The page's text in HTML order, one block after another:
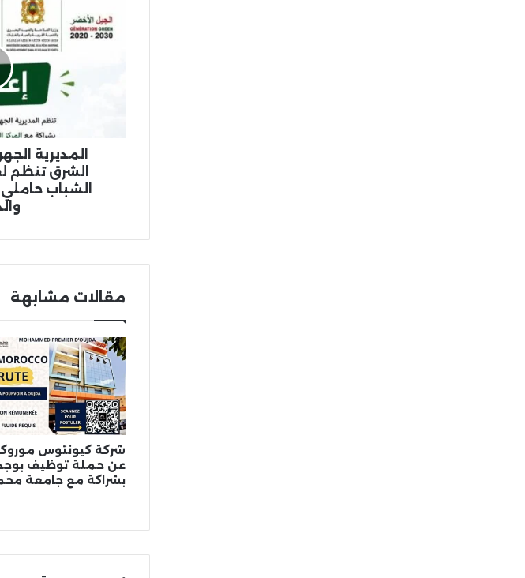
الجهوية
للفلاحة
المشاريع
المديرية
الشرق تنظم
الشباب حاملي
مقالات مشابهة
شركة كيونتوس
عن حملة توظيف
بشراكة مع جامعة